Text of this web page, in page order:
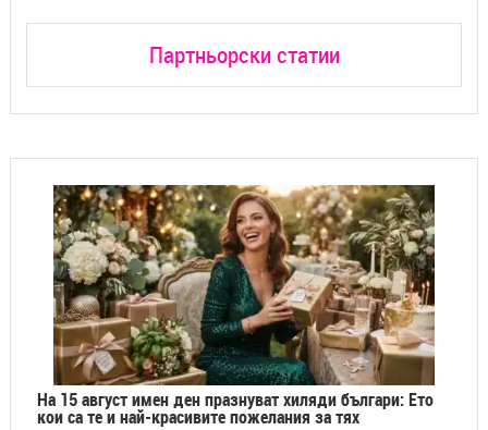
Партньорски статии
На 15 август имен ден празнуват хиляди българи: Ето
кои са те и най-красивите пожелания за тях